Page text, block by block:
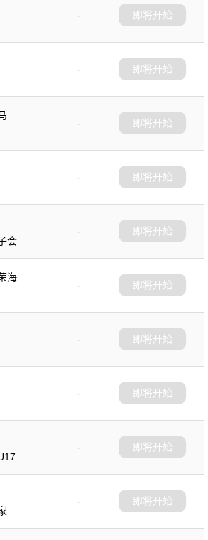
-
即将开始
-
即将开始
-
即将开始
-
即将开始
-
会
即将开始
海
-
即将开始
-
即将开始
-
即将开始
-
即将开始
-
即将开始